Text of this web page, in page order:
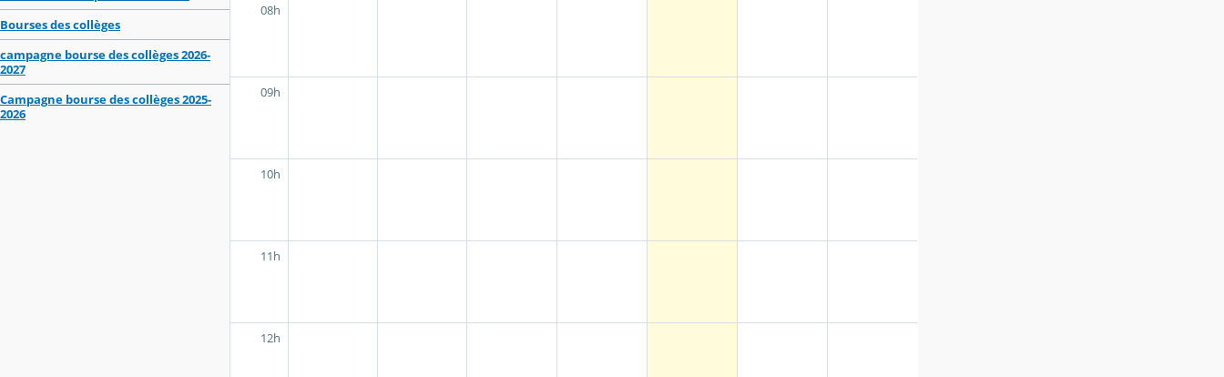
Bourses des collèges
campagne bourse des collèges 2026-
2027
Campagne bourse des collèges 2025-
2026
08h
09h
10h
11h
12h